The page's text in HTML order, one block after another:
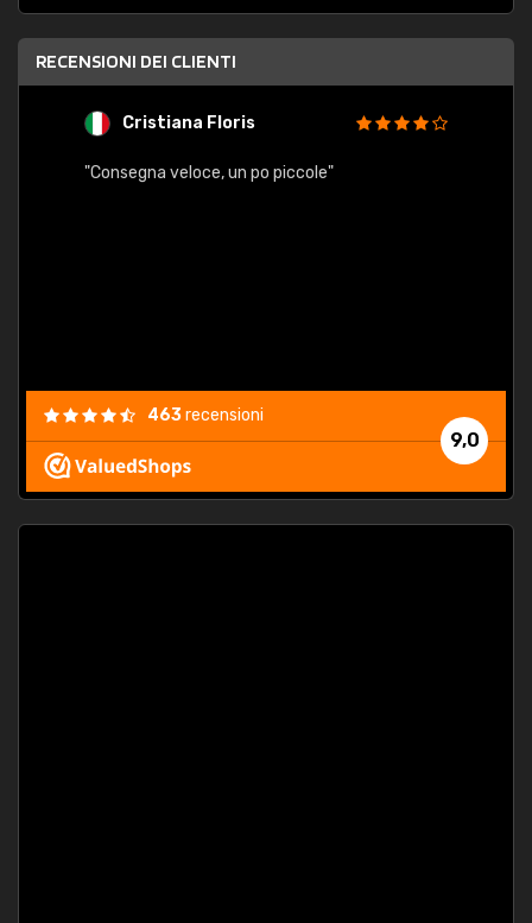
RECENSIONI DEI CLIENTI
Cristiana Floris
"Consegna veloce, un po piccole"
9,0
463recensioni